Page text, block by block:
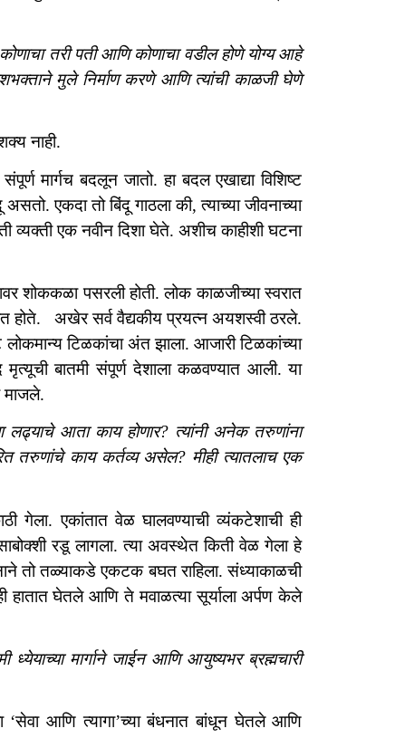
तरी पती आणि कोणाचा वडील होणे योग्य आहे
मुले निर्माण करणे आणि त्यांची काळजी घेणे
नाही.
मार्गच बदलून जातो. हा बदल एखाद्या विशिष्ट
एकदा तो बिंदू गाठला की, त्याच्या जीवनाच्या
व्यक्ती एक नवीन दिशा घेते. अशीच काहीशी घटना
शोककळा पसरली होती. लोक काळजीच्या स्वरात
होते. अखेर सर्व वैद्यकीय प्रयत्न अयशस्वी ठरले.
टिळकांचा अंत झाला. आजारी टिळकांच्या
मृत्यूची बातमी संपूर्ण देशाला कळवण्यात आली. या
माजले.
लढ्याचे आता काय होणार? त्यांनी अनेक तरुणांना
तरुणांचे काय कर्तव्य असेल? मीही त्यातलाच एक
गेला. एकांतात वेळ घालवण्याची व्यंकटेशाची ही
रडू लागला. त्या अवस्थेत किती वेळ गेला हे
तो तळ्याकडे एकटक बघत राहिला. संध्याकाळची
हातात घेतले आणि ते मवाळत्या सूर्याला अर्पण केले
ध्येयाच्या मार्गाने जाईन आणि आयुष्यभर ब्रह्मचारी
‘सेवा आणि त्यागा’च्या बंधनात बांधून घेतले आणि